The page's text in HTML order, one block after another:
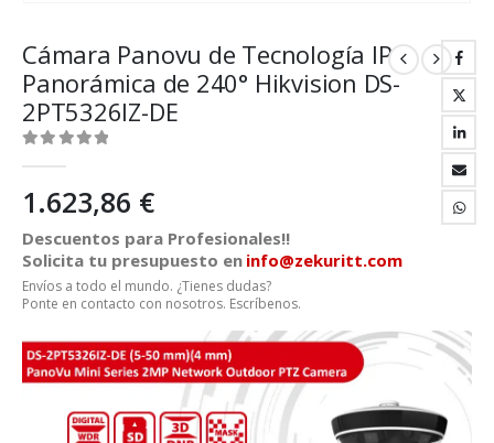
Cámara Panovu de Tecnología IP
Panorámica de 240° Hikvision DS-
2PT5326IZ-DE
1.623,86 €
Descuentos para Profesionales!!
Solicita tu presupuesto en info@zekuritt.com
Envíos a todo el mundo. ¿Tienes dudas?
Ponte en contacto con nosotros. Escríbenos.